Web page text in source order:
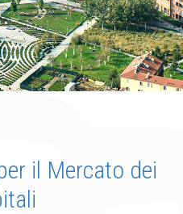
il Mercato dei